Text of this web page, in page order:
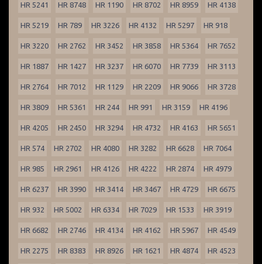
HR 5241 HR 8748 HR 1190 HR 8702 HR 8959 HR 4138
HR 5219 HR 789 HR 3226 HR 4132 HR 5297 HR 918
HR 3220 HR 2762 HR 3452 HR 3858 HR 5364 HR 7652
HR 1887 HR 1427 HR 3237 HR 6070 HR 7739 HR 3113
HR 2764 HR 7012 HR 1129 HR 2209 HR 9066 HR 3728
HR 3809 HR 5361 HR 244 HR 991 HR 3159 HR 4196
HR 4205 HR 2450 HR 3294 HR 4732 HR 4163 HR 5651
HR 574 HR 2702 HR 4080 HR 3282 HR 6628 HR 7064
HR 985 HR 2961 HR 4126 HR 4222 HR 2874 HR 4979
HR 6237 HR 3990 HR 3414 HR 3467 HR 4729 HR 6675
HR 932 HR 5002 HR 6334 HR 7029 HR 1533 HR 3919
HR 6682 HR 2746 HR 4134 HR 4162 HR 5967 HR 4549
HR 2275 HR 8383 HR 8926 HR 1621 HR 4874 HR 4523